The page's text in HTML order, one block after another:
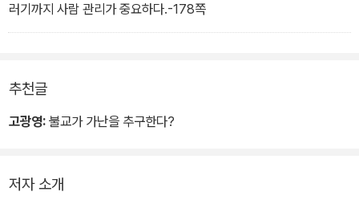
러기까지 사람 관리가 중요하다.-178쪽
추천글
고광영: 불교가 가난을 추구한다?
저자 소개